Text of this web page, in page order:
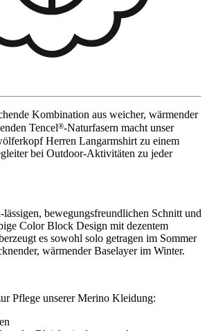
Kombination aus weicher, wärmender
Tencel®-Naturfasern macht unser
Herren Langarmshirt zu einem
bei Outdoor-Aktivitäten zu jeder
bewegungsfreundlichen Schnitt und
Color Block Design mit dezentem
es sowohl solo getragen im Sommer
wärmender Baselayer im Winter.
Pflege unserer Merino Kleidung: